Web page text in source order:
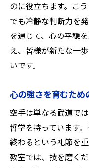
のに役立ちます。こ
でも冷静な判断力を
を通じて、心の平穏
え、皆様が新たな一
いです。
心の強さを育むため
空手は単なる武道で
哲学を持っています
終わるという礼節を
教室では、技を磨く